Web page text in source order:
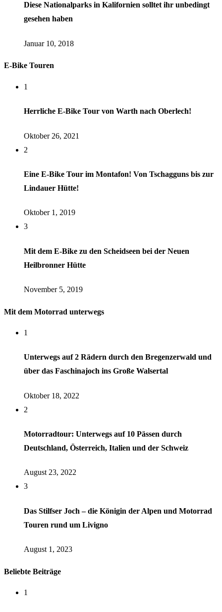
Diese Nationalparks in Kalifornien solltet ihr unbedingt
gesehen haben
Januar 10, 2018
E-Bike Touren
1
Herrliche E-Bike Tour von Warth nach Oberlech!
Oktober 26, 2021
2
Eine E-Bike Tour im Montafon! Von Tschagguns bis zur
Lindauer Hütte!
Oktober 1, 2019
3
Mit dem E-Bike zu den Scheidseen bei der Neuen
Heilbronner Hütte
November 5, 2019
Mit dem Motorrad unterwegs
1
Unterwegs auf 2 Rädern durch den Bregenzerwald und
über das Faschinajoch ins Große Walsertal
Oktober 18, 2022
2
Motorradtour: Unterwegs auf 10 Pässen durch
Deutschland, Österreich, Italien und der Schweiz
August 23, 2022
3
Das Stilfser Joch – die Königin der Alpen und Motorrad
Touren rund um Livigno
August 1, 2023
Beliebte Beiträge
1